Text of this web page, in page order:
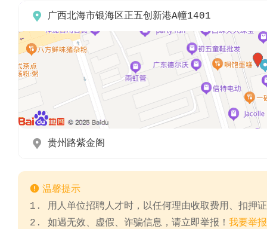
 广西北海市银海区正五创新港A幢1401
 贵州路紫金阁
 温馨提示
1. 用人单位招聘人才时，以任何理由收取费用、扣押
2. 如遇无效、虚假、诈骗信息，请立即举报！ 我要举报